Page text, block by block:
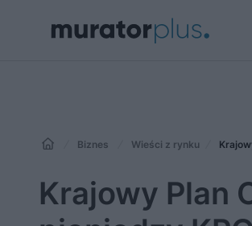
Biznes Wieści z rynku
Krajowy Plan